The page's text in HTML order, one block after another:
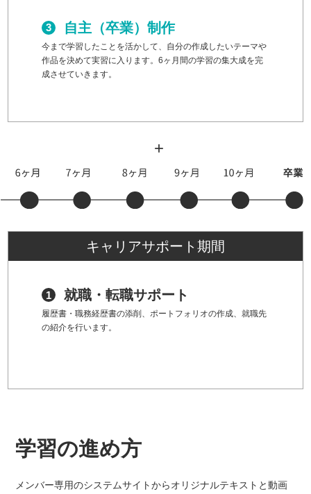
自主（卒業）制作
今まで学習したことを活かして、自分の作成したいテーマや
作品を決めて実習に入ります。6ヶ月間の学習の集大成を完
成させていきます。
キャリアサポート期間
就職・転職サポート
履歴書・職務経歴書の添削、ポートフォリオの作成、就職先
の紹介を行います。
学習の進め方
メンバー専用のシステムサイトからオリジナルテキストと動画